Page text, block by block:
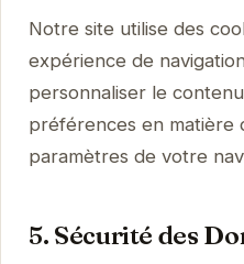
Notre site utilise des
expérience de
personnaliser le
préférences en matière
paramètres de votre
5. Sécurité des